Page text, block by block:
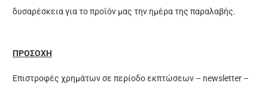
δυσαρέσκεια για το προϊόν μας την ημέρα της παραλαβής.
ΠΡΟΣΟΧΗ
Επιστροφές χρημάτων σε περίοδο εκπτώσεων – newsletter –